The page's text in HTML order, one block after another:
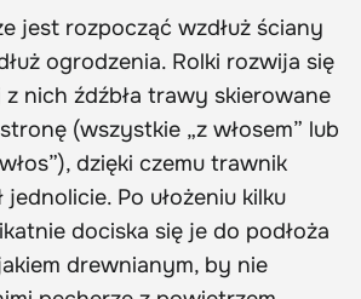
jest rozpocząć wzdłuż ściany
ogrodzenia. Rolki rozwija się
nich źdźbła trawy skierowane
(wszystkie „z włosem” lub
dzięki czemu trawnik
Po ułożeniu kilku
dociska się je do podłoża
drewnianym, by nie